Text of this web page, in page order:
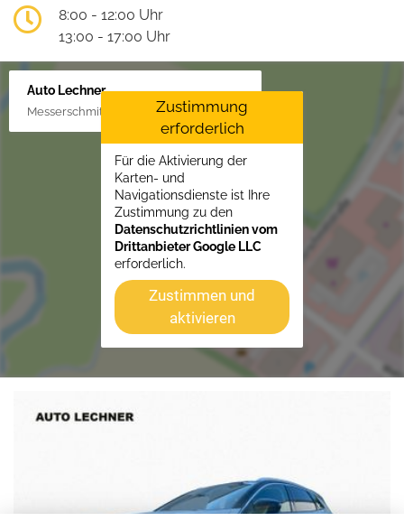
8:00 - 12:00 Uhr
13:00 - 17:00 Uhr
Auto Lechner
Messerschmittstr. 4, 86453 Dasing/Lindl
Zustimmung
erforderlich
Für die Aktivierung der
Karten- und
Navigationsdienste ist Ihre
Zustimmung zu den
Datenschutzrichtlinien vom
Drittanbieter Google LLC
erforderlich.
Zustimmen und
aktivieren